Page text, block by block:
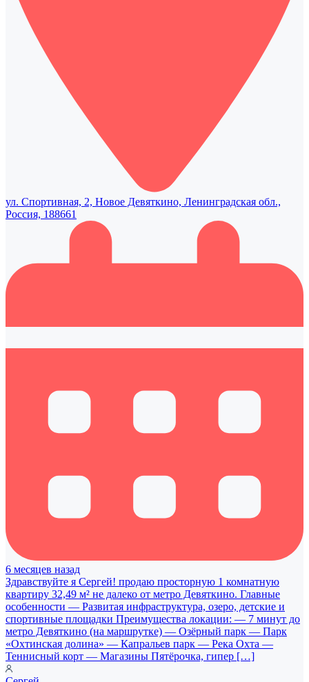
ул. Спортивная, 2, Новое Девяткино, Ленинградская обл.,
Россия, 188661
6 месяцев назад
Здравствуйте я Сергей! продаю просторную 1 комнатную
квартиру 32,49 м² не далеко от метро Девяткино. Главные
особенности — Развитая инфраструктура, озеро, детские и
спортивные площадки Преимущества локации: — 7 минут до
метро Девяткино (на маршрутке) — Озёрный парк — Парк
«Охтинская долина» — Капральев парк — Река Охта —
Теннисный корт — Магазины Пятёрочка, гипер […]